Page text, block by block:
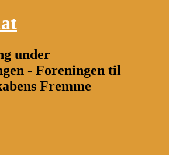
under
- Foreningen til
Fremme